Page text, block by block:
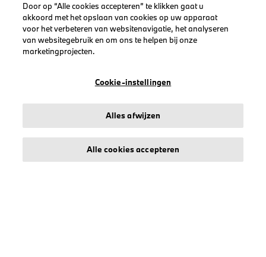
LEGAL
Over stichd
Door op “Alle cookies accepteren” te klikken gaat u
akkoord met het opslaan van cookies op uw apparaat
voor het verbeteren van websitenavigatie, het analyseren
van websitegebruik en om ons te helpen bij onze
marketingprojecten.
Cookie-instellingen
Alles afwijzen
Alle cookies accepteren